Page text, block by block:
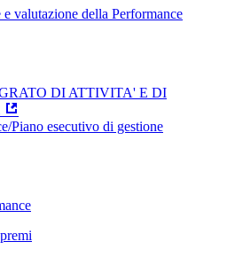
valutazione della Performance
DI ATTIVITA' E DI
Piano esecutivo di gestione